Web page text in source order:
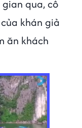
qua, cô
khán giả
ăn khách